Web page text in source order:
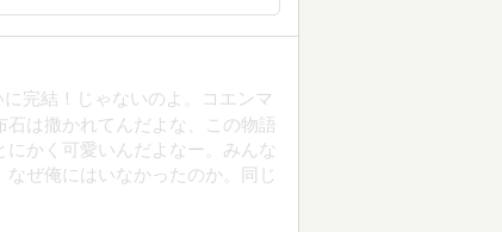
完結！じゃないのよ。コエンマ
は撒かれてんだよな、この物語
かく可愛いんだよなー。みんな
ぜ俺にはいなかったのか。同じ